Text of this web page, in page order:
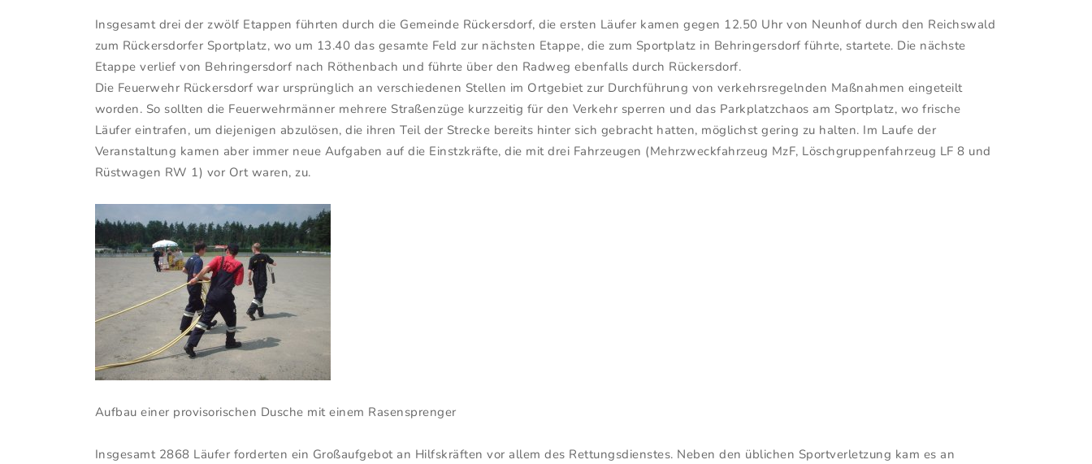
Insgesamt drei der zwölf Etappen führten durch die Gemeinde Rückersdorf, die ersten Läufer kamen gegen 12.50 Uhr von Neunhof durch den Reichswald
zum Rückersdorfer Sportplatz, wo um 13.40 das gesamte Feld zur nächsten Etappe, die zum Sportplatz in Behringersdorf führte, startete. Die nächste
Etappe verlief von Behringersdorf nach Röthenbach und führte über den Radweg ebenfalls durch Rückersdorf.
Die Feuerwehr Rückersdorf war ursprünglich an verschiedenen Stellen im Ortgebiet zur Durchführung von verkehrsregelnden Maßnahmen eingeteilt
worden. So sollten die Feuerwehrmänner mehrere Straßenzüge kurzzeitig für den Verkehr sperren und das Parkplatzchaos am Sportplatz, wo frische
Läufer eintrafen, um diejenigen abzulösen, die ihren Teil der Strecke bereits hinter sich gebracht hatten, möglichst gering zu halten. Im Laufe der
Veranstaltung kamen aber immer neue Aufgaben auf die Einstzkräfte, die mit drei Fahrzeugen (Mehrzweckfahrzeug MzF, Löschgruppenfahrzeug LF 8 und
Rüstwagen RW 1) vor Ort waren, zu.
Aufbau einer provisorischen Dusche mit einem Rasensprenger
Insgesamt 2868 Läufer forderten ein Großaufgebot an Hilfskräften vor allem des Rettungsdienstes. Neben den üblichen Sportverletzung kam es an